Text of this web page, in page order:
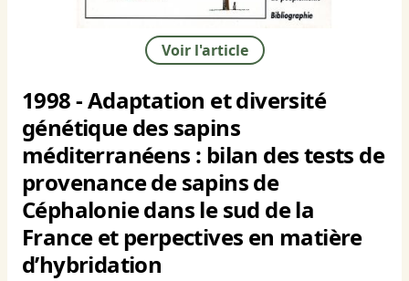
Voir l'article
1998 - Adaptation et diversité
génétique des sapins
méditerranéens : bilan des tests de
provenance de sapins de
Céphalonie dans le sud de la
France et perpectives en matière
d’hybridation